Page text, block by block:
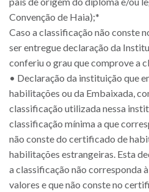
Convenção de Haia);*
Caso a classificação não conste
ser entregue declaração da
conferiu o grau que comprove a
• Declaração da instituição que
habilitações ou da Embaixada,
classificação utilizada nessa
classificação mínima a que
não conste do certificado de
habilitações estrangeiras. Esta
a classificação não corresponda
valores e que não conste no